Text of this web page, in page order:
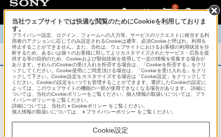
0
TOP 商品概要 商品情報 English 中文
商品概要
アフターサービス
オーバーシーズモデルは、いろいろな国
地域で共通の保証を実施しています。
当社ウェブサイトでは快適な閲覧のためにCookieを利用しておりま
す。
プライバシー設定、ログイン、フォームへの入力等、サービスのリクエストに相当する利
用者のアクションに応じてのみ設定されるCookieは通常、必須Cookieと呼ばれ、利用を
停止することができません。また、当社は、ウェブサイトにおけるお客様の利用状況を分
析するため、あるいは個々のお客様に対してよりカスタマイズされたサービス・広告を提
供する等の目的のため、Cookieおよび類似技術を使用して一定の情報を収集する場合が
あります。それらのCookieの受け入れを拒否する場合は、「Cookieを拒否する」をクリ
ックしてください。Cookie使用にご同意頂ける場合は、「Cookieを受け入れる」をクリ
ックして下さい。Cookie設定をカスタマイズする場合は「Cookie設定」をクリックして
ください。Cookieの設定をいつでも管理することができます。選択したCookieの設定に
よっては、このウェブサイトの機能の一部が使用できなくなる場合があります。 詳細に
ついては、当社のCookieポリシーをご覧ください。個人情報の取扱いについては、プラ
イバシーポリシーをご覧ください。
詳細については、当社の
Cookieポリシー をご覧ください。
個人情報の取扱いについては、
プライバシーポリシー をご覧ください。
Cookie設定